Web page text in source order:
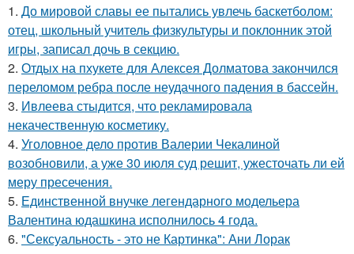
1. До мировой славы ее пытались увлечь баскетболом:
отец, школьный учитель физкультуры и поклонник этой
игры, записал дочь в секцию.
2. Отдых на пхукете для Алексея Долматова закончился
переломом ребра после неудачного падения в бассейн.
3. Ивлеева стыдится, что рекламировала
некачественную косметику.
4. Уголовное дело против Валерии Чекалиной
возобновили, а уже 30 июля суд решит, ужесточать ли ей
меру пресечения.
5. Единственной внучке легендарного модельера
Валентина юдашкина исполнилось 4 года.
6. "Сексуальность - это не Картинка": Ани Лорак